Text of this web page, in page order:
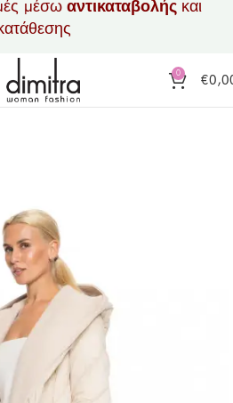
0 €
μέσω αντικαταβολής και